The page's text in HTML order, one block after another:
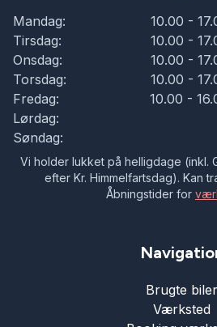
Mandag:
10.00 -
Tirsdag:
10.00 -
Onsdag:
10.00 -
Torsdag:
10.00 -
Fredag:
10.00 -
Lørdag:
Søndag:
Vi holder lukket på helligdage (inkl.
efter Kr. Himmelfartsdag). Kan
Åbningstider for
Brugte biler
Værksted